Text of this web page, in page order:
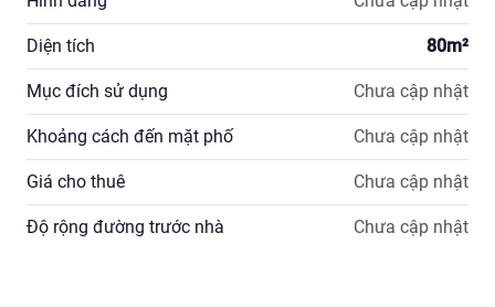
Diện tích 80m²
Mục đích sử dụng Chưa cập nhật
Khoảng cách đến mặt phố Chưa cập nhật
Giá cho thuê Chưa cập nhật
Độ rộng đường trước nhà Chưa cập nhật